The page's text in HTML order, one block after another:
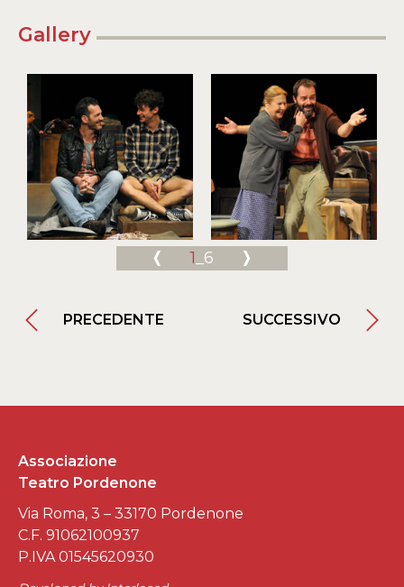
Gallery
1 _6
PRECEDENTE SUCCESSIVO
Associazione
Teatro Pordenone
Via Roma, 3 – 33170 Pordenone
C.F. 91062100937
P.IVA 01545620930